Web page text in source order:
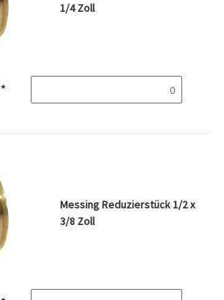
1/4 Zoll
*
Messing Reduzierstück 1/2 x
3/8 Zoll